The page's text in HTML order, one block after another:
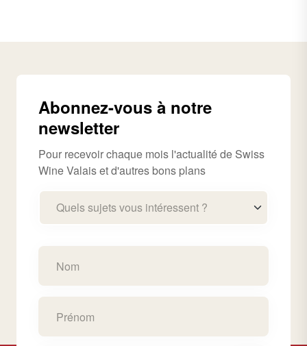
Abonnez-vous à notre
newsletter
Pour recevoir chaque mois l'actualité de Swiss
Wine Valais et d'autres bons plans
Quels sujets vous intéressent ?